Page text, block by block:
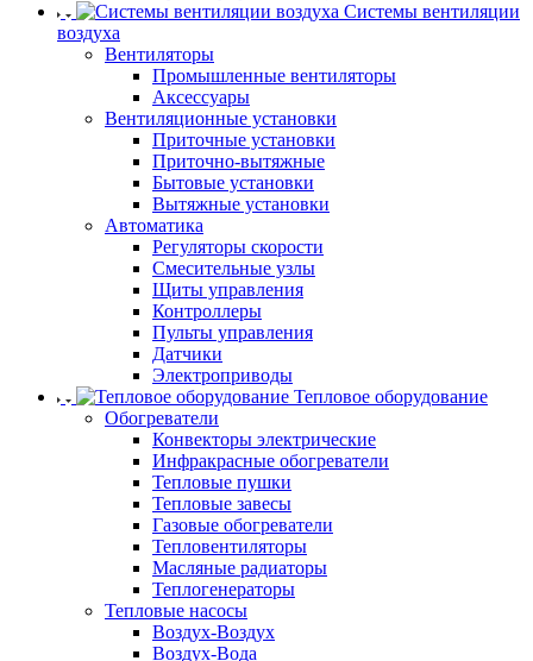
Системы вентиляции
воздуха
Вентиляторы
Промышленные вентиляторы
Аксессуары
Вентиляционные установки
Приточные установки
Приточно-вытяжные
Бытовые установки
Вытяжные установки
Автоматика
Регуляторы скорости
Смесительные узлы
Щиты управления
Контроллеры
Пульты управления
Датчики
Электроприводы
Тепловое оборудование
Обогреватели
Конвекторы электрические
Инфракрасные обогреватели
Тепловые пушки
Тепловые завесы
Газовые обогреватели
Тепловентиляторы
Масляные радиаторы
Теплогенераторы
Тепловые насосы
Воздух-Воздух
Воздух-Вода